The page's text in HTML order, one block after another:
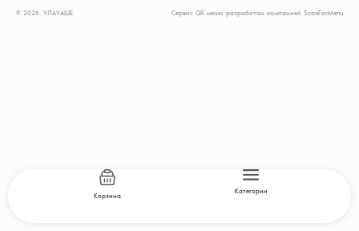
© 2026. VЛАVАШЕ Сервис QR меню разработан компанией ScanForMenu
Корзина
Категории